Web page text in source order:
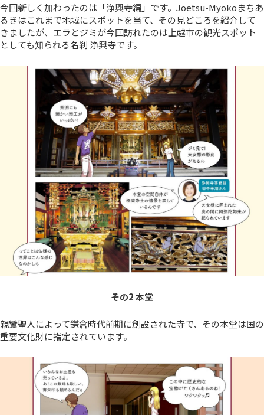
今回新しく加わったのは「浄興寺編」です。Joetsu-Myokoまちあ
るきはこれまで地域にスポットを当て、その見どころを紹介して
きましたが、エラとジミが今回訪れたのは上越市の観光スポット
としても知られる名刹 浄興寺です。
その2 本堂
親鸞聖人によって鎌倉時代前期に創設された寺で、その本堂は国の
重要文化財に指定されています。